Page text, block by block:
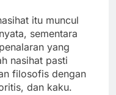
itu muncul
sementara
yang
nasihat pasti
filosofis dengan
dan kaku.